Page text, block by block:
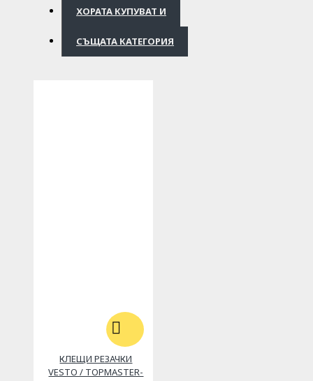
ХОРАТА КУПУВАТ И
СЪЩАТА КАТЕГОРИЯ
КЛЕЩИ РЕЗАЧКИ
VESTO / TOPMASTER-